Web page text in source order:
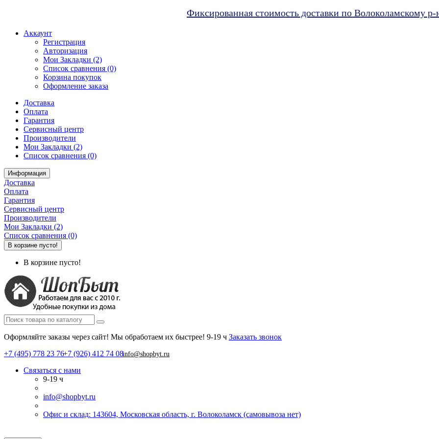
Фиксированная стоимость доставки по Волоколамскому
Аккаунт
Регистрация
Авторизация
Мои Закладки (2)
Список сравнения (0)
Корзина покупок
Оформление заказа
Доставка
Оплата
Гарантия
Сервисный центр
Производители
Мои Закладки (2)
Список сравнения (0)
Информация
Доставка
Оплата
Гарантия
Сервисный центр
Производители
Мои Закладки (2)
Список сравнения (0)
В корзине пусто!
В корзине пусто!
Оформляйте заказы через сайт! Мы обработаем их быстрее! 9-19 ч Заказать звонок
+7 (495) 778 23 76+7 (926) 412 74 08info@shopbyt.ru
Связаться с нами
9-19 ч
info@shopbyt.ru
Офис и склад: 143604, Московская область, г. Волоколамск (самовывоза нет)